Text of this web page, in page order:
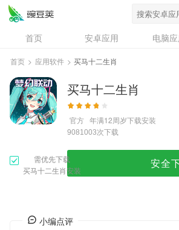
首页 安卓应用 电脑
资讯
专题
问答
首页 > 应用软件 > 买马十二生肖
买马十二生肖
官方 年满12周岁下载安装
9081003次下载
需优先下载
买马十二生肖安装
安全
小编点评